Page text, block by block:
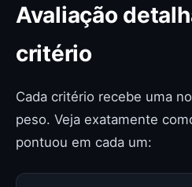
Avaliação
critério
Cada critério recebe uma
peso. Veja exatamente
pontuou em cada um: